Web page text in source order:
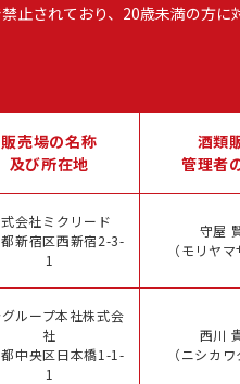
止されており、20歳未満の方に
販売場の名称
及び所在地
酒類
管理者
会社ミクリード
新宿区西新宿2-3-
1
守屋
（モリヤマ
ループ本社株式会
社
中央区日本橋1-1-
1
西川
（ニシカワ